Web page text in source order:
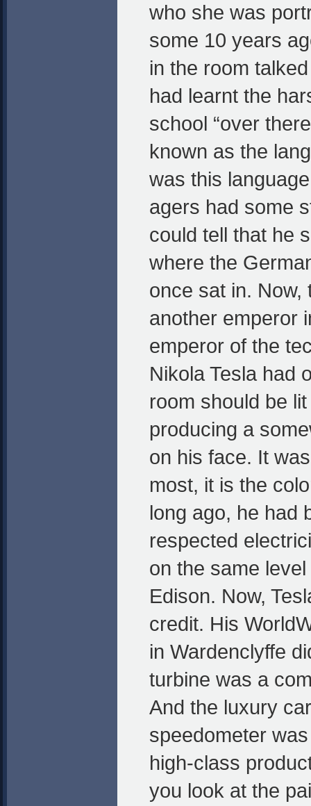
who she was
some 10 years
in the room
had learnt the
school “over
known as the
was this
agers had some
could tell that he
where the
once sat in. Now,
another emperor
emperor of the
Nikola Tesla had
room should be
producing a
on his face. It
most, it is the
long ago, he had
respected
on the same
Edison. Now,
credit. His
in Wardenclyffe
turbine was a
And the luxury
speedometer
high-class
you look at the